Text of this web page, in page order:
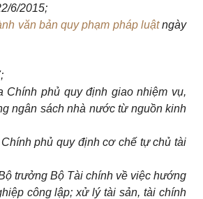
6/2015;
văn bản quy phạm pháp luậtngày
Chính phủ quy định giao nhiệm vụ,
ngân sách nhà nước từ nguồn kinh
phủ quy định cơ chế tự chủ tài
trưởng Bộ Tài chính về việc hướng
công lập; xử lý tài sản, tài chính